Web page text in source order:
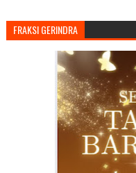
FRAKSI GERINDRA